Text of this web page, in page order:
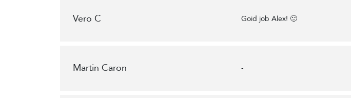
Vero C Goid job Alex! 🙂
Martin Caron -